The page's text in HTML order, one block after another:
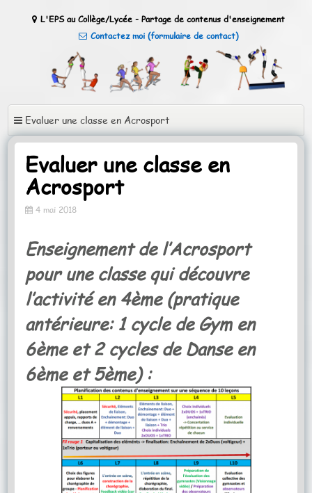
L'EPS au Collège/Lycée - Partage de contenus d'enseignement
Contactez moi (formulaire de contact)
Evaluer une classe en Acrosport
Evaluer une classe en
Acrosport
4 mai 2018
Enseignement de l’Acrosport
pour une classe qui découvre
l’activité en 4ème (pratique
antérieure: 1 cycle de Gym en
6ème et 2 cycles de Danse en
6ème et 5ème) :